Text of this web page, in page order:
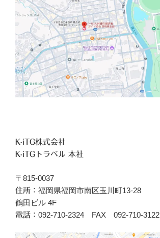
K-iTG株式会社
K-iTGトラベル 本社
〒815-0037
住所： 福岡県福岡市南区玉川町13-28
鶴田ビル 4F
電話： 092-710-2324 FAX 092-710-3122